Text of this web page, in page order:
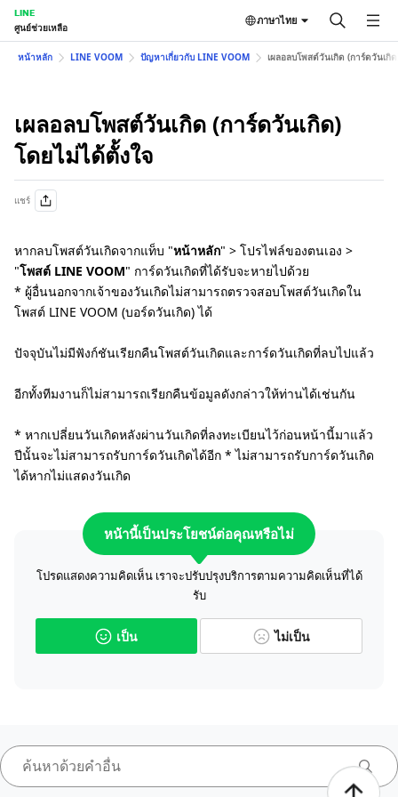
LINE
ศูนย์ช่วยเหลือ
ภาษาไทย
หน้าหลัก LINE VOOM ปัญหาเกี่ยวกับ LINE VOOM เผลอลบโพสต์วันเกิด (การ์ดวันเกิ
เผลอลบโพสต์วันเกิด (การ์ดวันเกิด)
โดยไม่ได้ตั้งใจ
แชร์
หากลบโพสต์วันเกิดจากแท็บ "หน้าหลัก" > โปรไฟล์ของตนเอง >
"โพสต์ LINE VOOM" การ์ดวันเกิดที่ได้รับจะหายไปด้วย
* ผู้อื่นนอกจากเจ้าของวันเกิดไม่สามารถตรวจสอบโพสต์วันเกิดใน
โพสต์ LINE VOOM (บอร์ดวันเกิด) ได้
ปัจจุบันไม่มีฟังก์ชันเรียกคืนโพสต์วันเกิดและการ์ดวันเกิดที่ลบไปแล้ว
อีกทั้งทีมงานก็ไม่สามารถเรียกคืนข้อมูลดังกล่าวให้ท่านได้เช่นกัน
* หากเปลี่ยนวันเกิดหลังผ่านวันเกิดที่ลงทะเบียนไว้ก่อนหน้านี้มาแล้ว
ปีนั้นจะไม่สามารถรับการ์ดวันเกิดได้อีก * ไม่สามารถรับการ์ดวันเกิด
ได้หากไม่แสดงวันเกิด
หน้านี้เป็นประโยชน์ต่อคุณหรือไม่
โปรดแสดงความคิดเห็น เราจะปรับปรุงบริการตามความคิดเห็นที่ได้
รับ
เป็น ไม่เป็น